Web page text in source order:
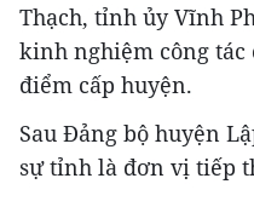
Thạch, tỉnh ủy Vĩnh
kinh nghiệm công tác
điểm cấp huyện.
Sau Đảng bộ huyện
sự tỉnh là đơn vị tiếp